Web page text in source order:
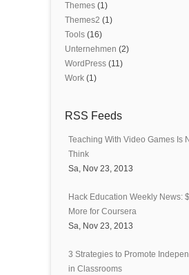
Themes (1)
Themes2 (1)
Tools (16)
Unternehmen (2)
WordPress (11)
Work (1)
RSS Feeds
Teaching With Video Games Is
Think
Sa, Nov 23, 2013
Hack Education Weekly News:
More for Coursera
Sa, Nov 23, 2013
3 Strategies to Promote
in Classrooms